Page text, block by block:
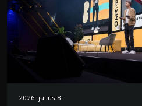
2026. július 8.